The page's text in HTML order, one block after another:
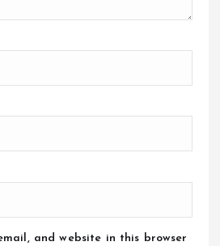
and website in this browser